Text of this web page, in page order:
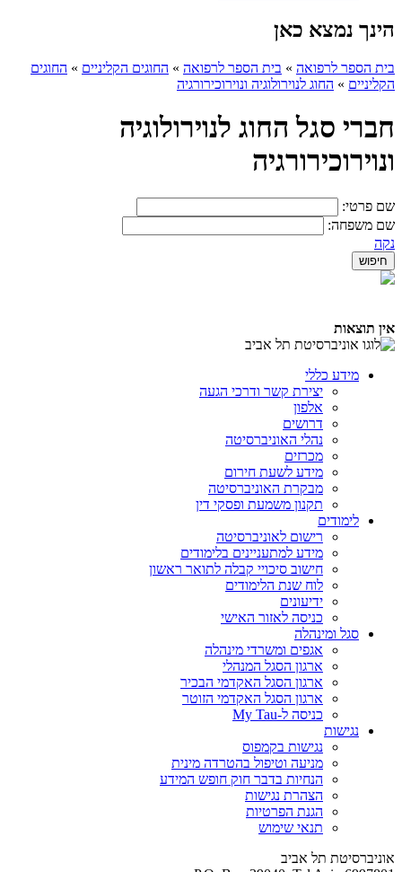
הינך נמצא כאן
בית הספר לרפואה » בית הספר לרפואה » החוגים הקליניים » החוגים
הקליניים » החוג לנוירולוגיה ונוירוכירורגיה
חברי סגל החוג לנוירולוגיה
ונוירוכירורגיה
שם פרטי:
שם משפחה:
נקה
אין תוצאות
מידע כללי
יצירת קשר ודרכי הגעה
אלפון
דרושים
נהלי האוניברסיטה
מכרזים
מידע לשעת חירום
מבקרת האוניברסיטה
תקנון משמעת ופסקי דין
לימודים
רישום לאוניברסיטה
מידע למתעניינים בלימודים
חישוב סיכויי קבלה לתואר ראשון
לוח שנת הלימודים
ידיעונים
כניסה לאזור האישי
סגל ומינהלה
אגפים ומשרדי מינהלה
ארגון הסגל המנהלי
ארגון הסגל האקדמי הבכיר
ארגון הסגל האקדמי הזוטר
כניסה ל-My Tau
נגישות
נגישות בקמפוס
מניעה וטיפול בהטרדה מינית
הנחיות בדבר חוק חופש המידע
הצהרת נגישות
הגנת הפרטיות
תנאי שימוש
אוניברסיטת תל אביב